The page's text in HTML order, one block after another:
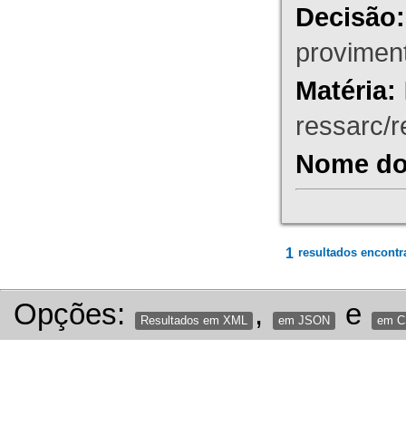
Decisão:
Matéria:
ressarc/
Nome
1 resultados
Opções: Resultados em XML , em JSON e em